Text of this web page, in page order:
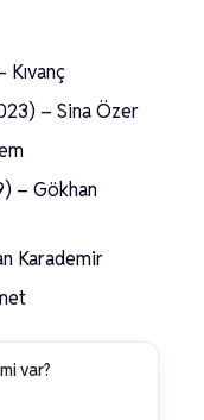
– Sina Özer
– Gökhan
Karademir
var?